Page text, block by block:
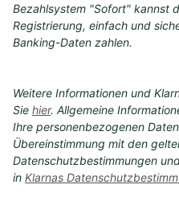
Bezahlsystem "Sofort" kannst
Registrierung, einfach und
Banking-Daten zahlen.
Weitere Informationen und
Sie hier. Allgemeine
Ihre personenbezogenen
Übereinstimmung mit den
Datenschutzbestimmungen
in Klarnas